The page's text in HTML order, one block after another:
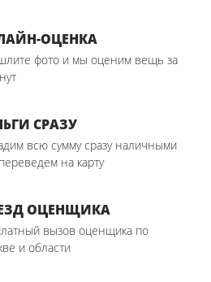
ОЦЕНКА
фото и мы оценим вещь за
СРАЗУ
всю сумму сразу наличными
на карту
ОЦЕНЩИКА
вызов оценщика по
и области